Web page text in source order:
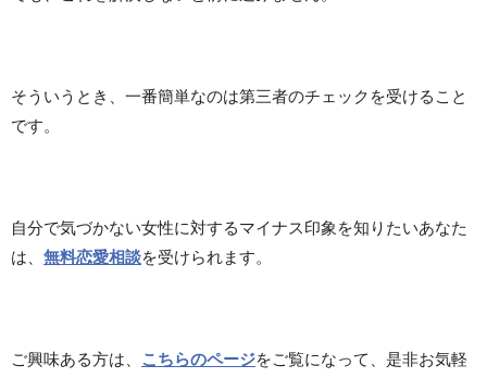
そういうとき、一番簡単なのは第三者のチェックを受けること
です。
自分で気づかない女性に対するマイナス印象を知りたいあなた
は、 無料恋愛相談を受けられます。
ご興味ある方は、 こちらのページをご覧になって、是非お気軽